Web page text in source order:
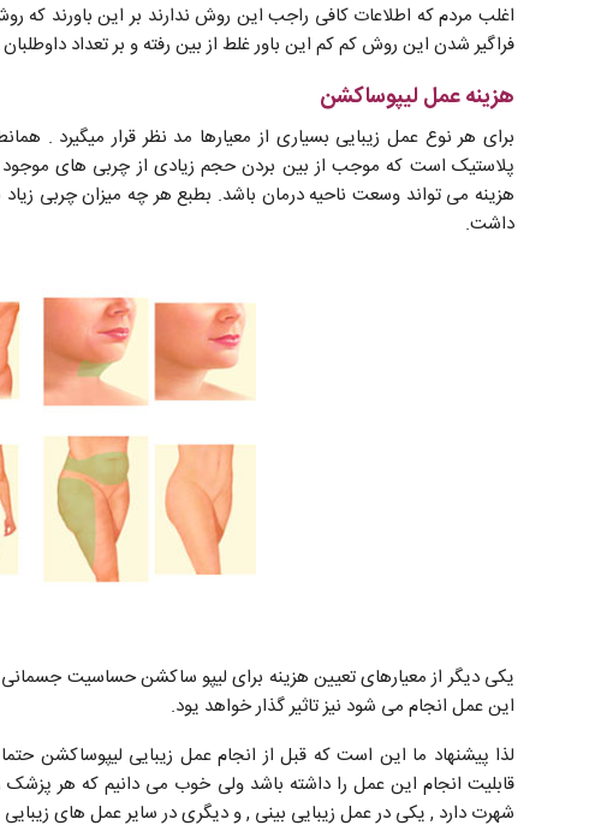
اغلب مردم که اطلاعات کافی راجب این روش ندارند بر این باورند که
فراگیر شدن این روش کم کم این باور غلط از بین رفته و بر تعداد
هزینه عمل لیپوساکشن
برای هر نوع عمل زیبایی بسیاری از معیارها مد نظر قرار میگیرد .
پلاستیک است که موجب از بین بردن حجم زیادی از چربی های
هزینه می تواند وسعت ناحیه درمان باشد. بطبع هر چه میزان چربی
داشت.
یکی دیگر از معیارهای تعیین هزینه برای لیپو ساکشن حساسیت
این عمل انجام می شود نیز تاثیر گذار خواهد یود.
لذا پیشنهاد ما این است که قبل از انجام عمل زیبایی لیپوساکشن
قابلیت انجام این عمل را داشته باشد ولی خوب می دانیم که هر پزشک
شهرت دارد , یکی در عمل زیبایی بینی , و دیگری در سایر عمل های